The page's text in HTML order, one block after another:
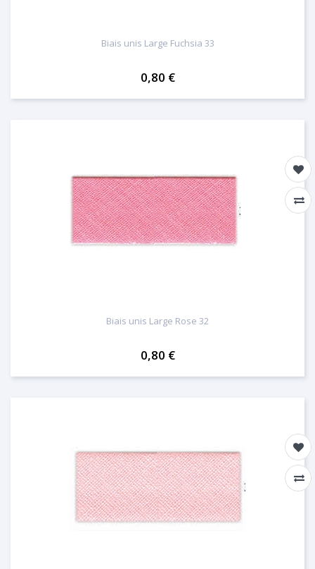
Biais unis Large Fuchsia 33
0,80 €
Biais unis Large Rose 32
0,80 €